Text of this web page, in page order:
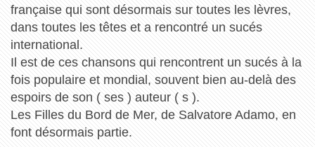
française qui sont désormais sur toutes les lèvres,
dans toutes les têtes et a rencontré un sucés
international.
Il est de ces chansons qui rencontrent un sucés à la
fois populaire et mondial, souvent bien au-delà des
espoirs de son ( ses ) auteur ( s ).
Les Filles du Bord de Mer, de Salvatore Adamo, en
font désormais partie.